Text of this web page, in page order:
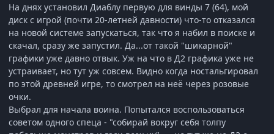
На днях установил Диаблу первую для винды 7 (64), мой
диск с игрой (почти 20-летней давности) что-то отказался
на новой системе запускаться, так что я набил в поиске и
скачал, сразу же запустил. Да...от такой "шикарной"
графики уже давно отвык. Уж на что в Д2 графика уже не
устраивает, но тут уж совсем. Видно когда ностальгировал
по этой древней игре, то смотрел на неё через розовые
очки.
Выбрал для начала воина. Попытался воспользоваться
советом одного спеца - "собирай вокруг себя толпу